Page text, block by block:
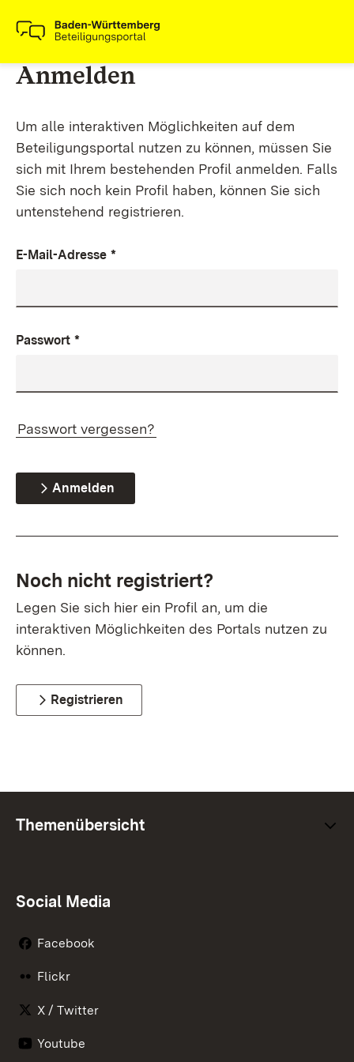
Anmelden
Um alle interaktiven Möglichkeiten auf dem
Beteiligungsportal nutzen zu können, müssen Sie
sich mit Ihrem bestehenden Profil anmelden. Falls
Sie sich noch kein Profil haben, können Sie sich
untenstehend registrieren.
E-Mail-Adresse *
Passwort *
Passwort vergessen?
Anmelden
Noch nicht registriert?
Legen Sie sich hier ein Profil an, um die
interaktiven Möglichkeiten des Portals nutzen zu
können.
Registrieren
Themenübersicht
Social Media
Facebook
Flickr
X / Twitter
Youtube